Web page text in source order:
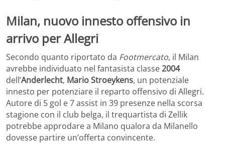
Milan, nuovo innesto offensivo in
arrivo per Allegri
Secondo quanto riportato da Footmercato, il Milan
avrebbe individuato nel fantasista classe2004
dell’Anderlecht, Mario Stroeykens, un potenziale
innesto per potenziare il reparto offensivo di Allegri.
Autore di 5 gol e 7 assist in 39 presenze nella scorsa
stagione con il club belga, il trequartista di Zellik
potrebbe approdare a Milano qualora da Milanello
dovesse partire un’offerta convincente.